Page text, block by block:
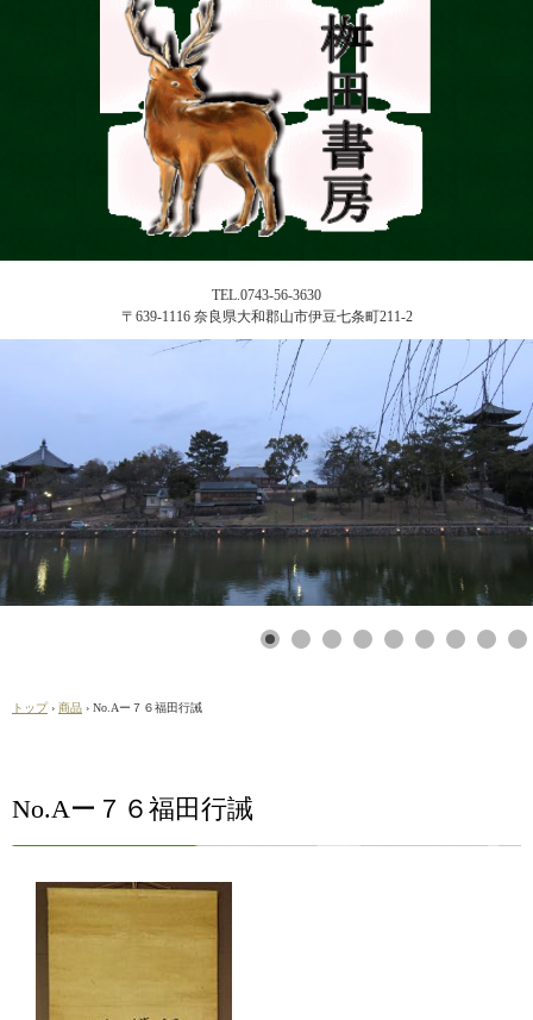
TEL.0743-56-3630
〒639-1116 奈良県大和郡山市伊豆七条町211-2
トップ › 商品 › No.Aー７６福田行誡
No.Aー７６福田行誡